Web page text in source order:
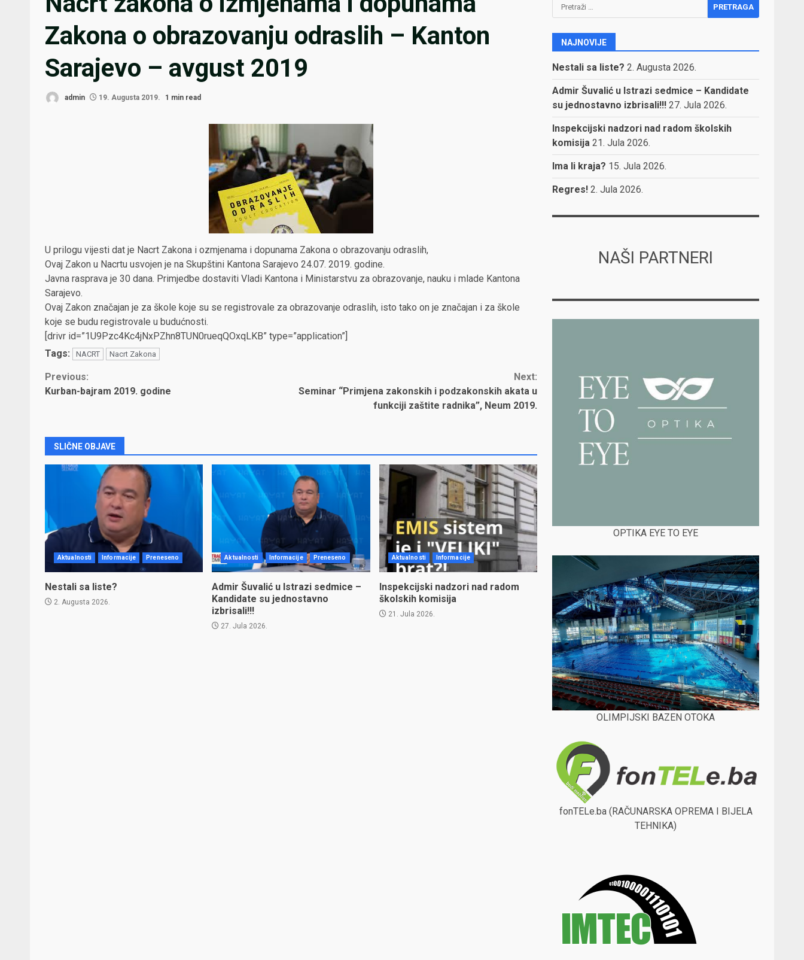
Zakona o obrazovanju odraslih – Kanton
Sarajevo – avgust 2019
admin 19. Augusta 2019. 1 min read
U prilogu vijesti dat je Nacrt Zakona i ozmjenama i dopunama Zakona o obrazovanju odraslih,
Ovaj Zakon u Nacrtu usvojen je na Skupštini Kantona Sarajevo 24.07. 2019. godine.
Javna rasprava je 30 dana. Primjedbe dostaviti Vladi Kantona i Ministarstvu za obrazovanje, nauku i mlade Kantona
Sarajevo.
Ovaj Zakon značajan je za škole koje su se registrovale za obrazovanje odraslih, isto tako on je značajan i za škole
koje se budu registrovale u budućnosti.
[drivr id=”1U9Pzc4Kc4jNxPZhn8TUN0rueqQOxqLKB” type=”application”]
Tags:
NACRT Nacrt Zakona
Continue
Previous:
Kurban-bajram 2019. godine
Next:
Seminar “Primjena zakonskih i podzakonskih akata u
funkciji zaštite radnika”, Neum 2019.
SLIČNE OBJAVE
Aktualnosti Informacije Preneseno
Nestali sa liste?
2. Augusta 2026.
Aktualnosti Informacije Preneseno
Admir Šuvalić u Istrazi sedmice –
Kandidate su jednostavno
izbrisali!!!
27. Jula 2026.
Aktualnosti Informacije
Inspekcijski nadzori nad radom
školskih komisija
21. Jula 2026.
NAJNOVIJE
Nestali sa liste? 2. Augusta 2026.
Admir Šuvalić u Istrazi sedmice – Kandidate
su jednostavno izbrisali!!! 27. Jula 2026.
Inspekcijski nadzori nad radom školskih
komisija 21. Jula 2026.
Ima li kraja? 15. Jula 2026.
Regres! 2. Jula 2026.
NAŠI PARTNERI
OPTIKA EYE TO EYE
OLIMPIJSKI BAZEN OTOKA
fonTELe.ba (RAČUNARSKA OPREMA I BIJELA
TEHNIKA)